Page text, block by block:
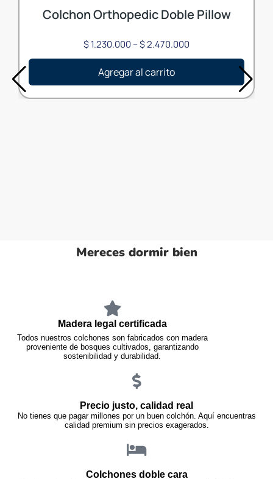
Colchon Orthopedic Doble Pillow
$1.230.000 –$2.470.000
Agregar al carrito
Mereces dormir bien
Madera legal certificada
Todos nuestros colchones son fabricados con madera
proveniente de bosques cultivados, garantizando
sostenibilidad y durabilidad.
Precio justo, calidad real
No tienes que pagar millones por un buen colchón. Aquí encuentras
calidad premium sin precios exagerados.
Colchones doble cara